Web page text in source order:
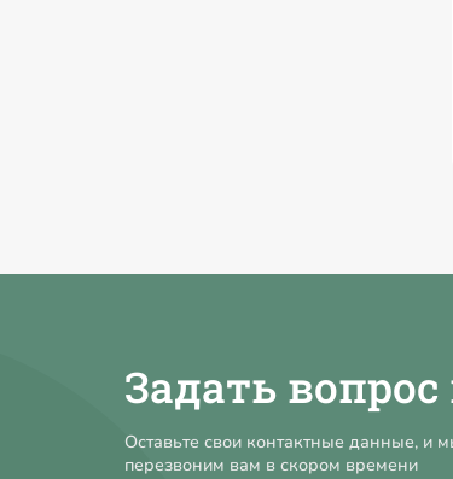
Задать
Оставьте свои контактные данные, и
перезвоним вам в скором времени